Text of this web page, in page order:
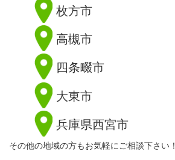
枚方市
高槻市
四条畷市
大東市
兵庫県西宮市
その他の地域の方もお気軽にご相談下さい！